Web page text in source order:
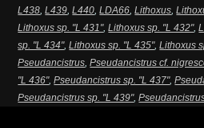
L438,L439,L440,LDA66,Lithoxus,
Lithoxus sp. "L 431",Lithoxus sp. "L 432",
sp. "L 434",Lithoxus sp. "L 435",Lithoxus
Pseudancistrus,Pseudancistrus cf.
"L 436",Pseudancistrus sp. "L 437",
Pseudancistrus sp. "L 439",